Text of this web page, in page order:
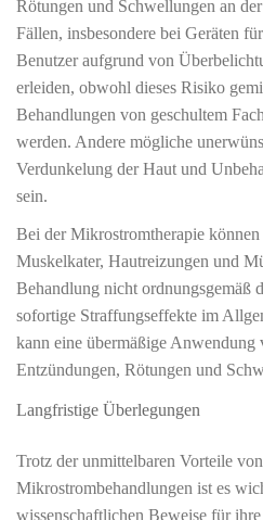
Rötungen und Schwellungen an
Fällen, insbesondere bei Geräten
Benutzer aufgrund von
erleiden, obwohl dieses Risiko
Behandlungen von geschultem
werden. Andere mögliche
Verdunkelung der Haut und
sein.
Bei der Mikrostromtherapie
Muskelkater, Hautreizungen und
Behandlung nicht ordnungsgemäß
sofortige Straffungseffekte im
kann eine übermäßige
Entzündungen, Rötungen und
Langfristige Überlegungen
Trotz der unmittelbaren Vorteile
Mikrostrombehandlungen ist es
wissenschaftlichen Beweise für